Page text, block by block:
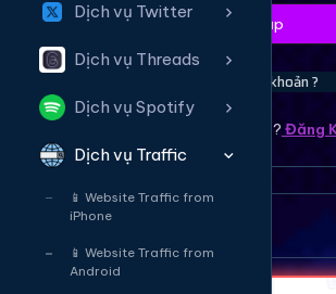
Dịch vụ Twitter
Dịch vụ Threads
Dịch vụ Spotify
Dịch vụ Traffic
📱 Website Traffic from
iPhone
📱 Website Traffic from
Android
Đăng nhập
Bạn chưa có tài khoản ?
Bạn chưa có tài khoản ? ? Đăng
Dịch vụ tăng mắt Livetream